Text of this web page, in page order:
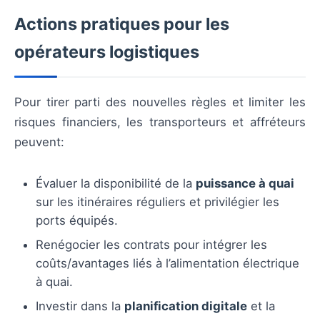
Actions pratiques pour les
opérateurs logistiques
Pour tirer parti des nouvelles règles et limiter les
risques financiers, les transporteurs et affréteurs
peuvent:
Évaluer la disponibilité de la puissance à quai
sur les itinéraires réguliers et privilégier les
ports équipés.
Renégocier les contrats pour intégrer les
coûts/avantages liés à l’alimentation électrique
à quai.
Investir dans la planification digitale et la